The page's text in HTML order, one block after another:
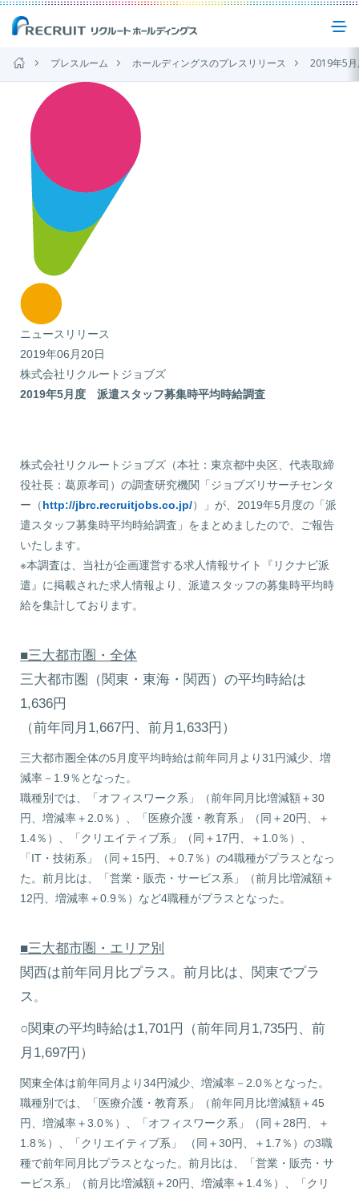
企業情報
事業紹介
サステナビリティ
IR(投資家情報)
ニュース
お問い合わせ
プレスルーム ホールディングスのプレスリリース 2019年5月度 派遣
ニュースリリース
2019年06月20日
株式会社リクルートジョブズ
2019年5月度 派遣スタッフ募集時平均時給調査
5
月
株式会社リクルートジョブズ（本社：東京都中央区、代表取締
役社長：葛原孝司）の調査研究機関「ジョブズリサーチセンタ
ー（http://jbrc.recruitjobs.co.jp/）」が、2019年5月度の「派
遣スタッフ募集時平均時給調査」をまとめましたので、ご報告
いたします。
※本調査は、当社が企画運営する求人情報サイト『リクナビ派
遣』に掲載された求人情報より、派遣スタッフの募集時平均時
給を集計しております。
■三大都市圏・全体
三大都市圏（関東・東海・関西）の平均時給は
1,636円
（前年同月1,667円、前月1,633円）
三大都市圏全体の5月度平均時給は前年同月より31円減少、増
減率－1.9％となった。
職種別では、「オフィスワーク系」（前年同月比増減額＋30
円、増減率＋2.0％）、「医療介護・教育系」（同＋20円、＋
1.4％）、「クリエイティブ系」（同＋17円、＋1.0％）、
「IT・技術系」（同＋15円、＋0.7％）の4職種がプラスとなっ
た。前月比は、「営業・販売・サービス系」（前月比増減額＋
12円、増減率＋0.9％）など4職種がプラスとなった。
■三大都市圏・エリア別
関西は前年同月比プラス。前月比は、関東でプラ
ス 。
○関東の平均時給は1,701円（前年同月1,735円、前
月1,697円）
関東全体は前年同月より34円減少、増減率－2.0％となった。
職種別では、「医療介護・教育系」（前年同月比増減額＋45
円、増減率＋3.0％）、「オフィスワーク系」（同＋28円、＋
1.8％）、「クリエイティブ系」 （同＋30円、＋1.7％）の3職
種で前年同月比プラスとなった。前月比は、「営業・販売・サ
ービス系」（前月比増減額＋20円、増減率＋1.4％）、「クリ